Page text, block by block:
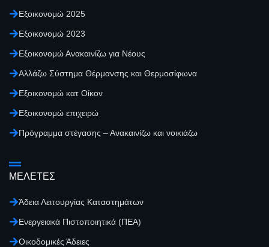
Εξοικονομώ 2025
Εξοικονομώ 2023
Εξοικονομώ Ανακαινίζω για Νέους
Αλλάζω Σύστημα Θέρμανσης και Θερμοσίφωνα
Εξοικονομώ κατ Οίκον
Εξοικονομώ επιχειρώ
Πρόγραμμα στέγασης – Ανακαινίζω και νοικιάζω
ΜΕΛΕΤΕΣ
Άδεια Λειτουργίας Καταστημάτων
Ενεργειακά Πιστοποιητικά (ΠΕΑ)
Οικοδομικές Άδειες